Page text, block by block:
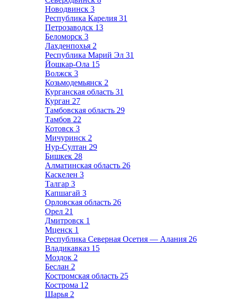
Новодвинск 3
Республика Карелия 31
Петрозаводск 13
Беломорск 3
Лахденпохья 2
Республика Марий Эл 31
Йошкар-Ола 15
Волжск 3
Козьмодемьянск 2
Курганская область 31
Курган 27
Тамбовская область 29
Тамбов 22
Котовск 3
Мичуринск 2
Нур-Султан 29
Бишкек 28
Алматинская область 26
Каскелен 3
Талгар 3
Капшагай 3
Орловская область 26
Орел 21
Дмитровск 1
Мценск 1
Республика Северная Осетия — Алания 26
Владикавказ 15
Моздок 2
Беслан 2
Костромская область 25
Кострома 12
Шарья 2